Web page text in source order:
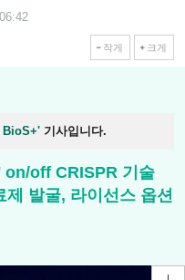
작게 크게
BioS+' 기사입니다.
on/off CRISPR 기술
발굴, 라이선스 옵션